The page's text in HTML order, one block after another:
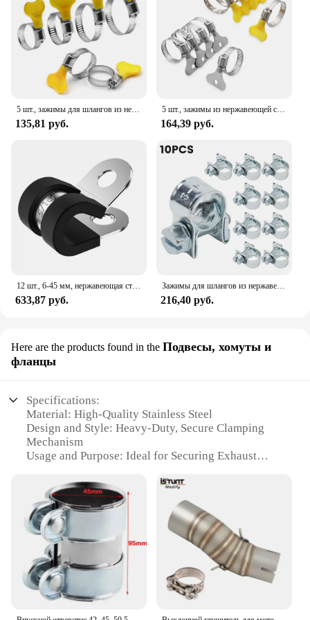
135,81 руб.
5 шт., зажимы из нержавеющей стали зажим рукоятки шланга, крепления для труб
164,39 руб.
633,87 руб.
Зажимы для шлангов из нержавеющей стали, хомут для зажима труб, дизельные бензиновые трубки
216,40 руб.
Here are the products found in the Подвесы, хомуты и
фланцы
Specifications:
Material: High-Quality Stainless Steel
Design and Style: Heavy-Duty, Secure Clamping
Mechanism
Usage and Purpose: Ideal for Securing Exhaust
Performance and Property: Resistant to Corrosion
and High Temperatures
Parts and Accessories: Available in Sets for Easy
Installation
Applicable People: Suitable for Professional
Mechanics and DIY Enthusiasts
Features:
**Durable Construction and Versatile Use**